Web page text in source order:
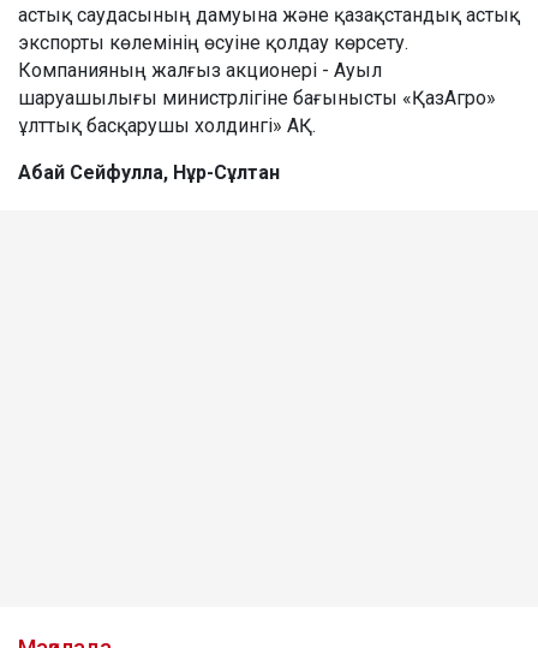
астық саудасының дамуына және қазақстандық астық
экспорты көлемінің өсуіне қолдау көрсету.
Компанияның жалғыз акционері - Ауыл
шаруашылығы министрлігіне бағынысты «ҚазАгро»
ұлттық басқарушы холдингі» АҚ.
Абай Сейфулла, Нұр-Сұлтан